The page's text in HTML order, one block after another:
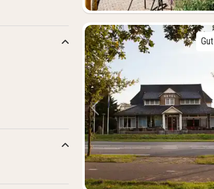
Vorheriges Bild
Gut